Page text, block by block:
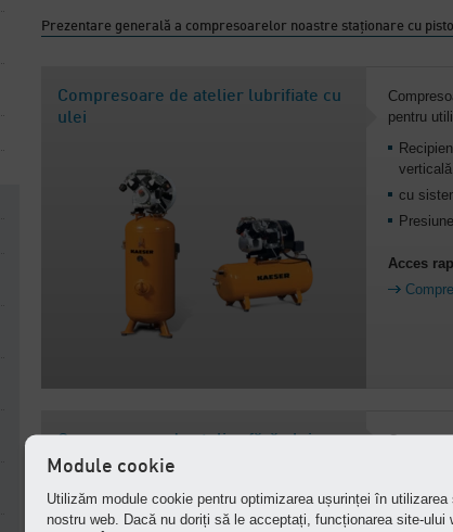
Prezentare generală a compresoarelor noastre staționare cu
Compresoare de atelier lubrifiate cu
ulei
pentru
cu
Acces
Compresoare de atelier fără ulei
opțional
Motor
Module cookie
Utilizăm module cookie pentru optimizarea ușurinței în utilizarea
nostru web. Dacă nu doriți să le acceptați, funcționarea site-ului